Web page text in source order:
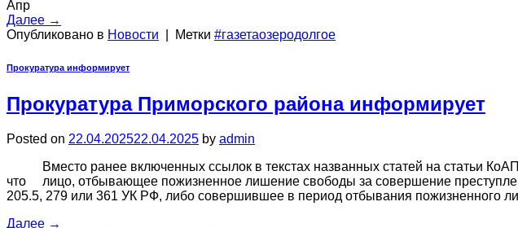
Апр
Далее →
Опубликовано в Новости Метки #газетаозеродолгое
Прокуратура информирует
Прокуратура Приморского района информирует
Posted on 22.04.202522.04.2025 by admin
Вместо ранее включенных ссылок в текстах названных статей на статьи
что лицо, отбывающее пожизненное лишение свободы за совершение
205.5, 279 или 361 УК РФ, либо совершившее в период отбывания пожизненного
Далее →